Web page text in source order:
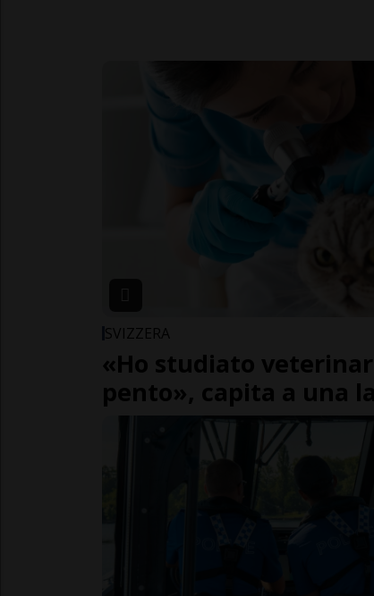
SVIZZERA
«Ho studiato
pento», capita a una